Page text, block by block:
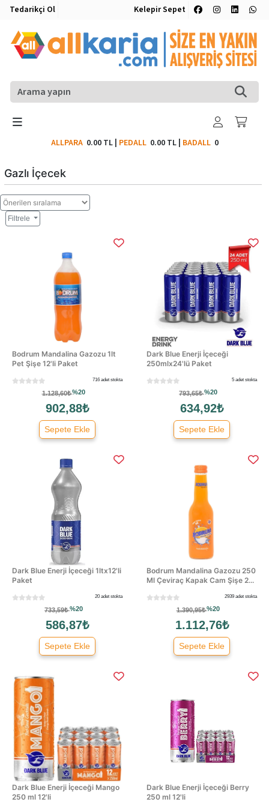
Tedarikçi Ol Kelepir Sepet
ALLPARA 0.00 TL| PEDALL 0.00 TL| BADALL0
Gazlı İçecek
Filtrele
Bodrum Mandalina Gazozu 1lt
Pet Şişe 12'li Paket
716 adet stokta
1.128,60₺%20
902,88₺
Sepete Ekle
Dark Blue Enerji İçeceği
250mlx24'lü Paket
5 adet stokta
793,65₺%20
634,92₺
Sepete Ekle
Dark Blue Enerji İçeceği 1ltx12'li
Paket
20 adet stokta
733,59₺%20
586,87₺
Sepete Ekle
Bodrum Mandalina Gazozu 250
Ml Çeviraç Kapak Cam Şişe 2...
2939 adet stokta
1.390,95₺%20
1.112,76₺
Sepete Ekle
Dark Blue Enerji İçeceği Mango
250 ml 12'li
Dark Blue Enerji İçeceği Berry
250 ml 12'li